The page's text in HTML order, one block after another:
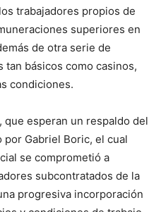
trabajadores propios de
superiores en
de otra serie de
tan básicos como casinos,
condiciones.
que esperan un respaldo del
por Gabriel Boric, el cual
se comprometió a
subcontratados de la
progresiva incorporación